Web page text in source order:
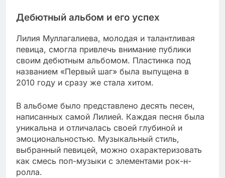
Дебютный альбом и его успех
Лилия Муллагалиева, молодая и талантливая
певица, смогла привлечь внимание публики
своим дебютным альбомом. Пластинка под
названием «Первый шаг» была выпущена в
2010 году и сразу же стала хитом.
В альбоме было представлено десять песен,
написанных самой Лилией. Каждая песня была
уникальна и отличалась своей глубиной и
эмоциональностью. Музыкальный стиль,
выбранный певицей, можно охарактеризовать
как смесь поп-музыки с элементами рок-н-
ролла.